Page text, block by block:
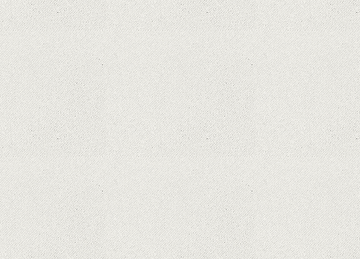
Google în Oracle Java Fight
Zvon: aplicațiile Google nu se mai pot instala pe
terminalele Huawei cu procesoare Kirin
Huawei P50 primeşte o posibilă dată de lansare
şi e mai curând decât credeam; Are cameră
telephoto cu zoom optic variabil